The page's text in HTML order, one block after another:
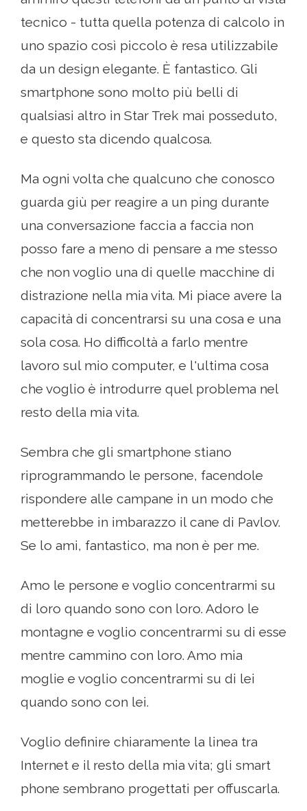
tecnico - tutta quella potenza di calcolo in
uno spazio così piccolo è resa utilizzabile
da un design elegante. È fantastico. Gli
smartphone sono molto più belli di
qualsiasi altro in Star Trek mai posseduto,
e questo sta dicendo qualcosa.
Ma ogni volta che qualcuno che conosco
guarda giù per reagire a un ping durante
una conversazione faccia a faccia non
posso fare a meno di pensare a me stesso
che non voglio una di quelle macchine di
distrazione nella mia vita. Mi piace avere la
capacità di concentrarsi su una cosa e una
sola cosa. Ho difficoltà a farlo mentre
lavoro sul mio computer, e l'ultima cosa
che voglio è introdurre quel problema nel
resto della mia vita.
Sembra che gli smartphone stiano
riprogrammando le persone, facendole
rispondere alle campane in un modo che
metterebbe in imbarazzo il cane di Pavlov.
Se lo ami, fantastico, ma non è per me.
Amo le persone e voglio concentrarmi su
di loro quando sono con loro. Adoro le
montagne e voglio concentrarmi su di esse
mentre cammino con loro. Amo mia
moglie e voglio concentrarmi su di lei
quando sono con lei.
Voglio definire chiaramente la linea tra
Internet e il resto della mia vita; gli smart
phone sembrano progettati per offuscarla.